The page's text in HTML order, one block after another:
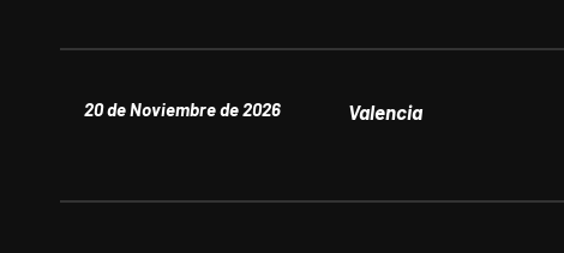
20 de Noviembre de 2026 Valencia